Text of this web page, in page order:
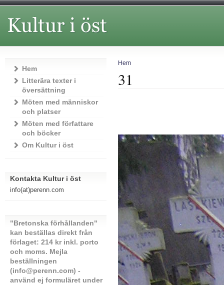
Hem
31
Hem
Litterära texter i
översättning
Möten med människor
och platser
Möten med författare
och böcker
Om Kultur i öst
Kontakta Kultur i öst
info(at)perenn.com
"Bretonska förhållanden"
kan beställas direkt från
förlaget: 214 kr inkl. porto
och moms. Mejla
beställningen
(info@perenn.com) -
använd ej formuläret under